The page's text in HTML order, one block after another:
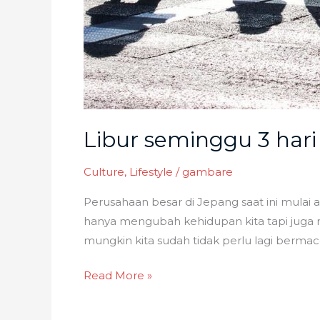
Libur seminggu 3
Culture, Lifestyle / gambare
Perusahaan besar di Jepang saat ini
hanya mengubah kehidupan kita tapi
mungkin kita sudah tidak perlu lagi
Read More »